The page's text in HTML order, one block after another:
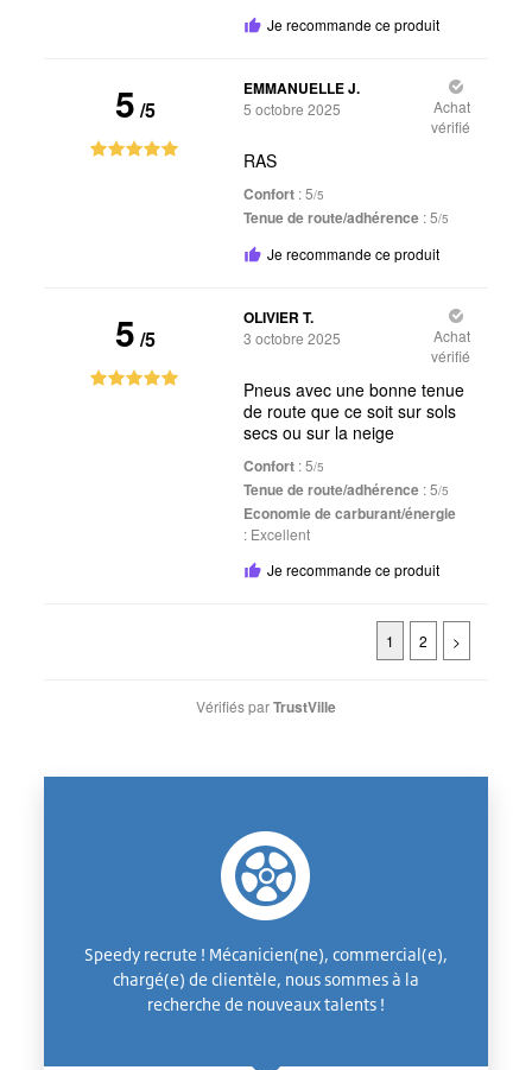
Je recommande ce produit
5 /5
EMMANUELLE J.
5 octobre 2025
Achat
vérifié
RAS
Confort : 5/5
Tenue de route/adhérence : 5/5
Je recommande ce produit
5 /5
OLIVIER T.
3 octobre 2025
Achat
vérifié
Pneus avec une bonne tenue
de route que ce soit sur sols
secs ou sur la neige
Confort : 5/5
Tenue de route/adhérence : 5/5
Economie de carburant/énergie
: Excellent
Je recommande ce produit
1 2 >
Vérifiés parTrustVille
Speedy recrute ! Mécanicien(ne), commercial(e),
chargé(e) de clientèle, nous sommes à la
recherche de nouveaux talents !